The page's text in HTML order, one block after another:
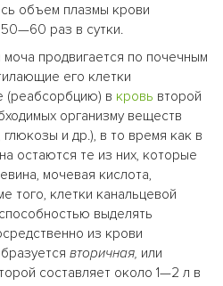
объем плазмы крови
раз в сутки.
продвигается по почечным
его клетки
(реабсорбцию) в кровь второй
организму веществ
и др.), в то время как в
остаются те из них, которые
мочевая кислота,
того, клетки канальцевой
выделять
из крови
вторичная, или
составляет около 1—2 л в